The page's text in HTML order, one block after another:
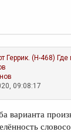
Геррик. (Н-468)
09:08:17
варианта